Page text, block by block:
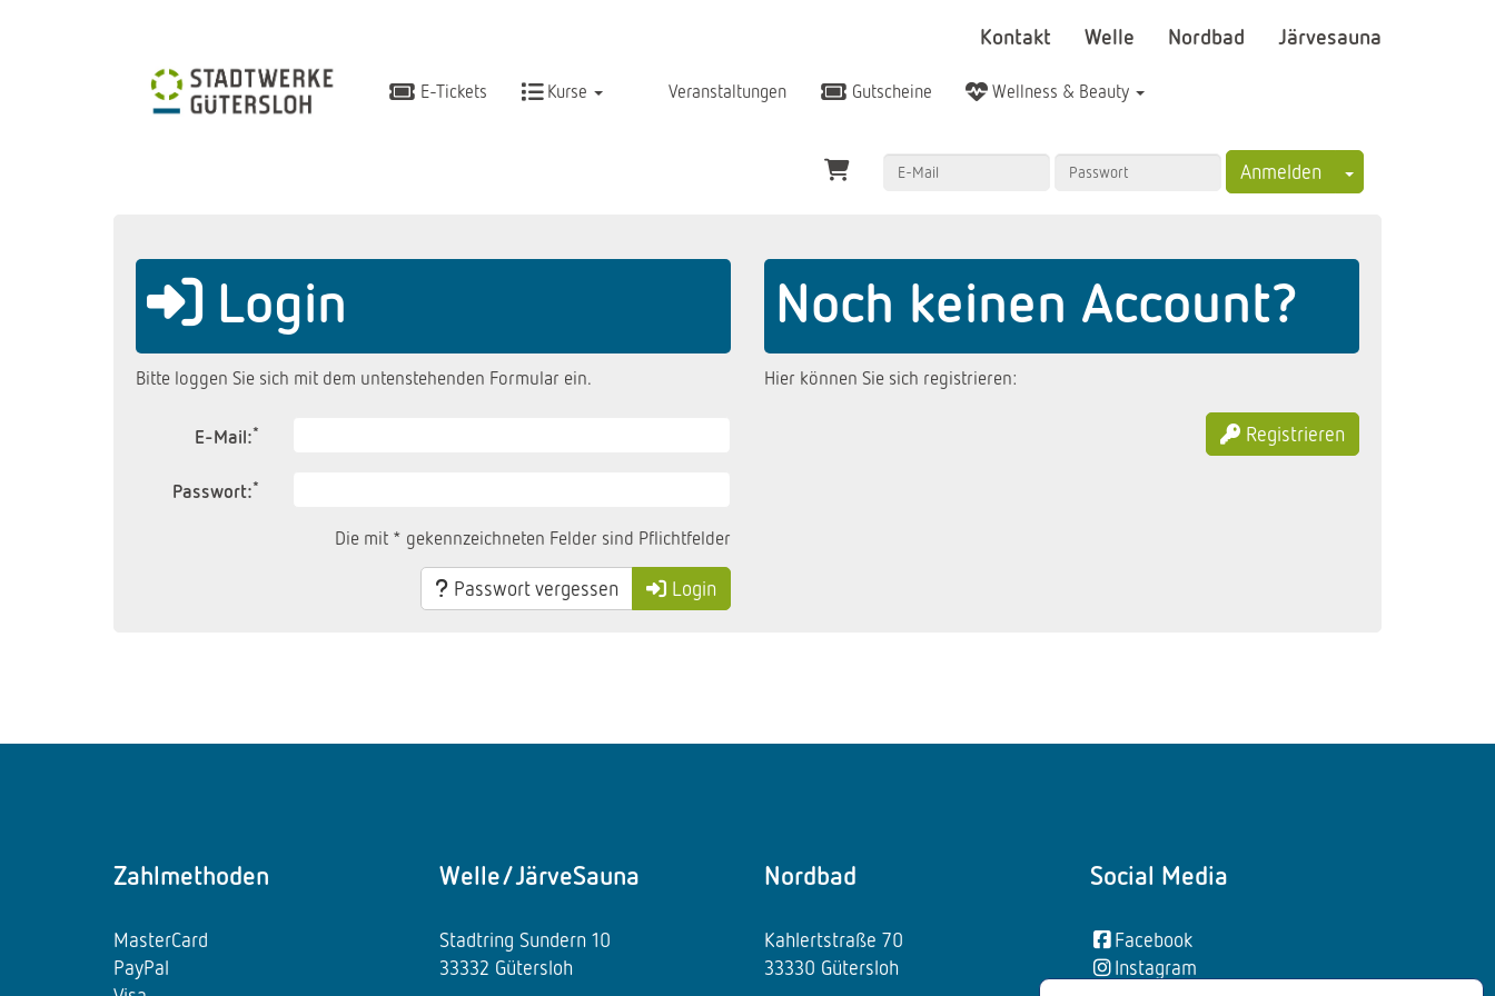
Kontakt Welle Nordbad Järvesauna
E-Tickets Kurse Veranstaltungen Gutscheine Wellness & Beauty
Anmelden Toggle Dropdown
Login
Bitte loggen Sie sich mit dem untenstehenden Formular ein.
E-Mail:*
Passwort:*
Die mit * gekennzeichneten Felder sind Pflichtfelder
Passwort vergessen Login
Noch keinen Account?
Hier können Sie sich registrieren:
Registrieren
Zahlmethoden
MasterCard
PayPal
Welle/JärveSauna
Stadtring Sundern 10
33332 Gütersloh
Nordbad
Kahlertstraße 70
33330 Gütersloh
Social Media
Facebook
Instagram